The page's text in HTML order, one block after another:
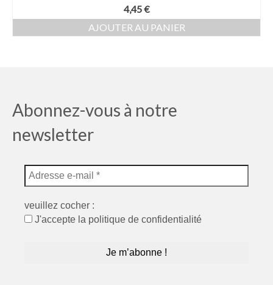
4,45€
AJOUTER AU PANIER
Abonnez-vous à notre
newsletter
veuillez cocher :
J'accepte la politique de confidentialité